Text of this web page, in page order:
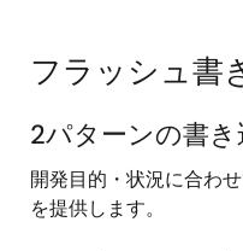
フラッシュ書
2パターンの書
開発目的・状況に合わ
を提供します。